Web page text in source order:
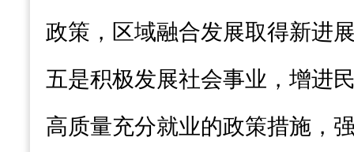
政策，区域融合发展取得新进
五是积极发展社会事业，增进
高质量充分就业的政策措施，